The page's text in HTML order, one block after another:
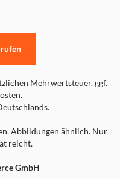
Mehrwertsteuer. ggf.
Abbildungen ähnlich. Nur
reicht.
GmbH